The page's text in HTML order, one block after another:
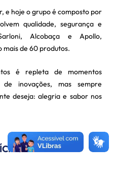
e hoje o grupo é composto por
qualidade, segurança e
Alcobaça e Apollo,
mais de 60 produtos.
é repleta de momentos
inovações, mas sempre
deseja: alegria e sabor nos